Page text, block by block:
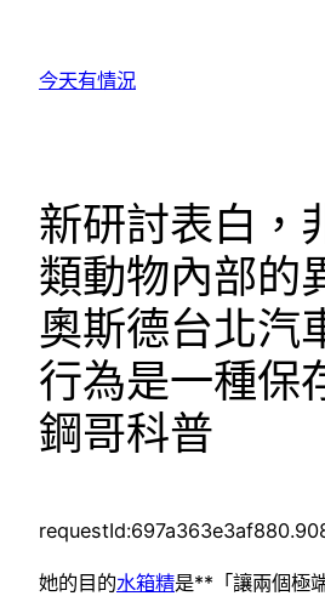
今天有情況
新研討表白，
類動物內部的
奧斯德台北汽
行為是一種保
鋼哥科普
她的目的水箱精是**「讓兩個極